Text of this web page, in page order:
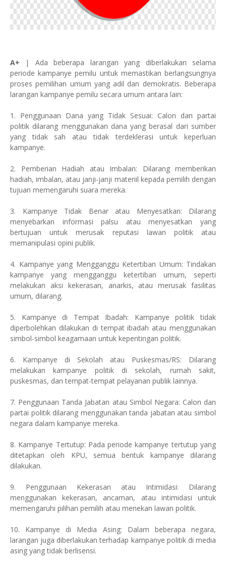
A+ | Ada beberapa larangan yang diberlakukan selama
periode kampanye pemilu untuk memastikan berlangsungnya
proses pemilihan umum yang adil dan demokratis. Beberapa
larangan kampanye pemilu secara umum antara lain:
1. Penggunaan Dana yang Tidak Sesuai: Calon dan partai
politik dilarang menggunakan dana yang berasal dari sumber
yang tidak sah atau tidak terdeklerasi untuk keperluan
kampanye.
2. Pemberian Hadiah atau Imbalan: Dilarang memberikan
hadiah, imbalan, atau janji-janji materiil kepada pemilih dengan
tujuan memengaruhi suara mereka.
3. Kampanye Tidak Benar atau Menyesatkan: Dilarang
menyebarkan informasi palsu atau menyesatkan yang
bertujuan untuk merusak reputasi lawan politik atau
memanipulasi opini publik.
4. Kampanye yang Mengganggu Ketertiban Umum: Tindakan
kampanye yang mengganggu ketertiban umum, seperti
melakukan aksi kekerasan, anarkis, atau merusak fasilitas
umum, dilarang.
5. Kampanye di Tempat Ibadah: Kampanye politik tidak
diperbolehkan dilakukan di tempat ibadah atau menggunakan
simbol-simbol keagamaan untuk kepentingan politik.
6. Kampanye di Sekolah atau Puskesmas/RS: Dilarang
melakukan kampanye politik di sekolah, rumah sakit,
puskesmas, dan tempat-tempat pelayanan publik lainnya.
7. Penggunaan Tanda Jabatan atau Simbol Negara: Calon dan
partai politik dilarang menggunakan tanda jabatan atau simbol
negara dalam kampanye mereka.
8. Kampanye Tertutup: Pada periode kampanye tertutup yang
ditetapkan oleh KPU, semua bentuk kampanye dilarang
dilakukan.
9. Penggunaan Kekerasan atau Intimidasi: Dilarang
menggunakan kekerasan, ancaman, atau intimidasi untuk
memengaruhi pilihan pemilih atau menekan lawan politik.
10. Kampanye di Media Asing: Dalam beberapa negara,
larangan juga diberlakukan terhadap kampanye politik di media
asing yang tidak berlisensi.